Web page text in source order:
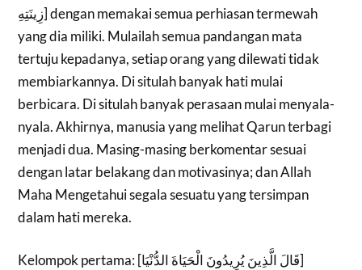
زِينَتِهِ] dengan memakai semua perhiasan termewah
yang dia miliki. Mulailah semua pandangan mata
tertuju kepadanya, setiap orang yang dilewati tidak
membiarkannya. Di situlah banyak hati mulai
berbicara. Di situlah banyak perasaan mulai menyala-
nyala. Akhirnya, manusia yang melihat Qarun terbagi
menjadi dua. Masing-masing berkomentar sesuai
dengan latar belakang dan motivasinya; dan Allah
Maha Mengetahui segala sesuatu yang tersimpan
dalam hati mereka.
Kelompok pertama: [قَالَ الَّذِينَ يُرِيدُونَ الْحَيَاةَ الدُّنْيَا]